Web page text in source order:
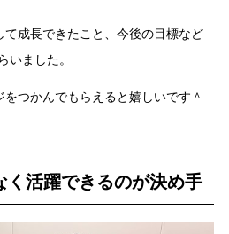
て成長できたこと、今後の目標など
いました。
つかんでもらえると嬉しいです＾
く活躍できるのが決め手